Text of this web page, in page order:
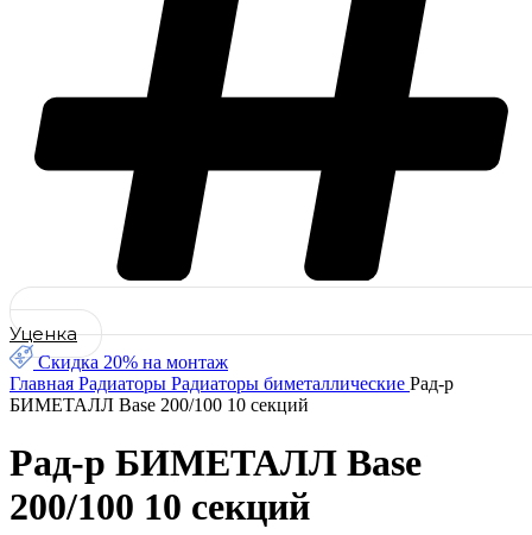
Уценка
Скидка 20% на монтаж
Главная Радиаторы Радиаторы биметаллические Рад-р
БИМЕТАЛЛ Base 200/100 10 секций
Рад-р БИМЕТАЛЛ Base
200/100 10 секций